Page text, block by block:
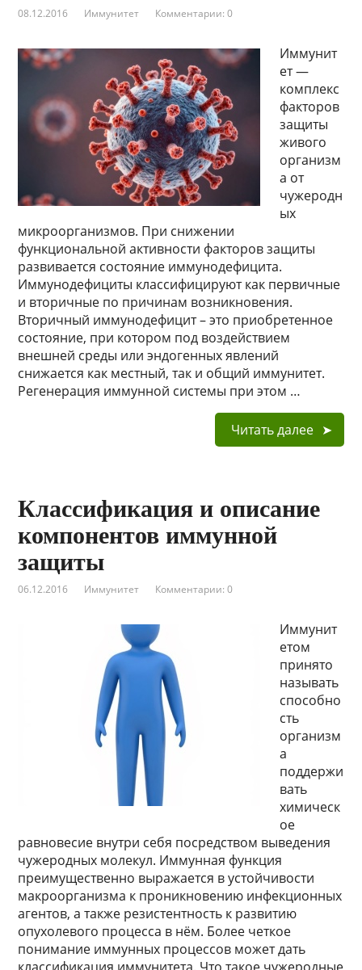
08.12.2016 Иммунитет Комментарии: 0
Иммунит
ет —
комплекс
факторов
защиты
живого
организм
а от
чужеродн
ых
микроорганизмов. При снижении
функциональной активности факторов защиты
развивается состояние иммунодефицита.
Иммунодефициты классифицируют как первичные
и вторичные по причинам возникновения.
Вторичный иммунодефицит – это приобретенное
состояние, при котором под воздействием
внешней среды или эндогенных явлений
снижается как местный, так и общий иммунитет.
Регенерация иммунной системы при этом …
Читать далее
Классификация и описание
компонентов иммунной
защиты
06.12.2016 Иммунитет Комментарии: 0
Иммунит
етом
принято
называть
способно
сть
организм
а
поддержи
вать
химическ
ое
равновесие внутри себя посредством выведения
чужеродных молекул. Иммунная функция
преимущественно выражается в устойчивости
макроорганизма к проникновению инфекционных
агентов, а также резистентность к развитию
опухолевого процесса в нём. Более четкое
понимание иммунных процессов может дать